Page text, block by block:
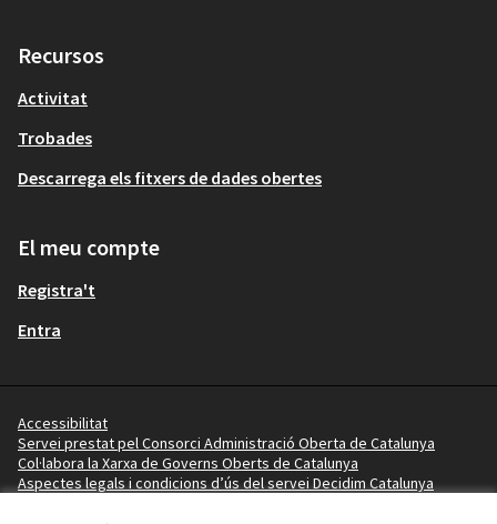
Recursos
Activitat
Trobades
Descarrega els fitxers de dades obertes
El meu compte
Registra't
Entra
Accessibilitat
Servei prestat pel Consorci Administració Oberta de Catalunya
Col·labora la Xarxa de Governs Oberts de Catalunya
Aspectes legals i condicions d’ús del servei Decidim Catalunya